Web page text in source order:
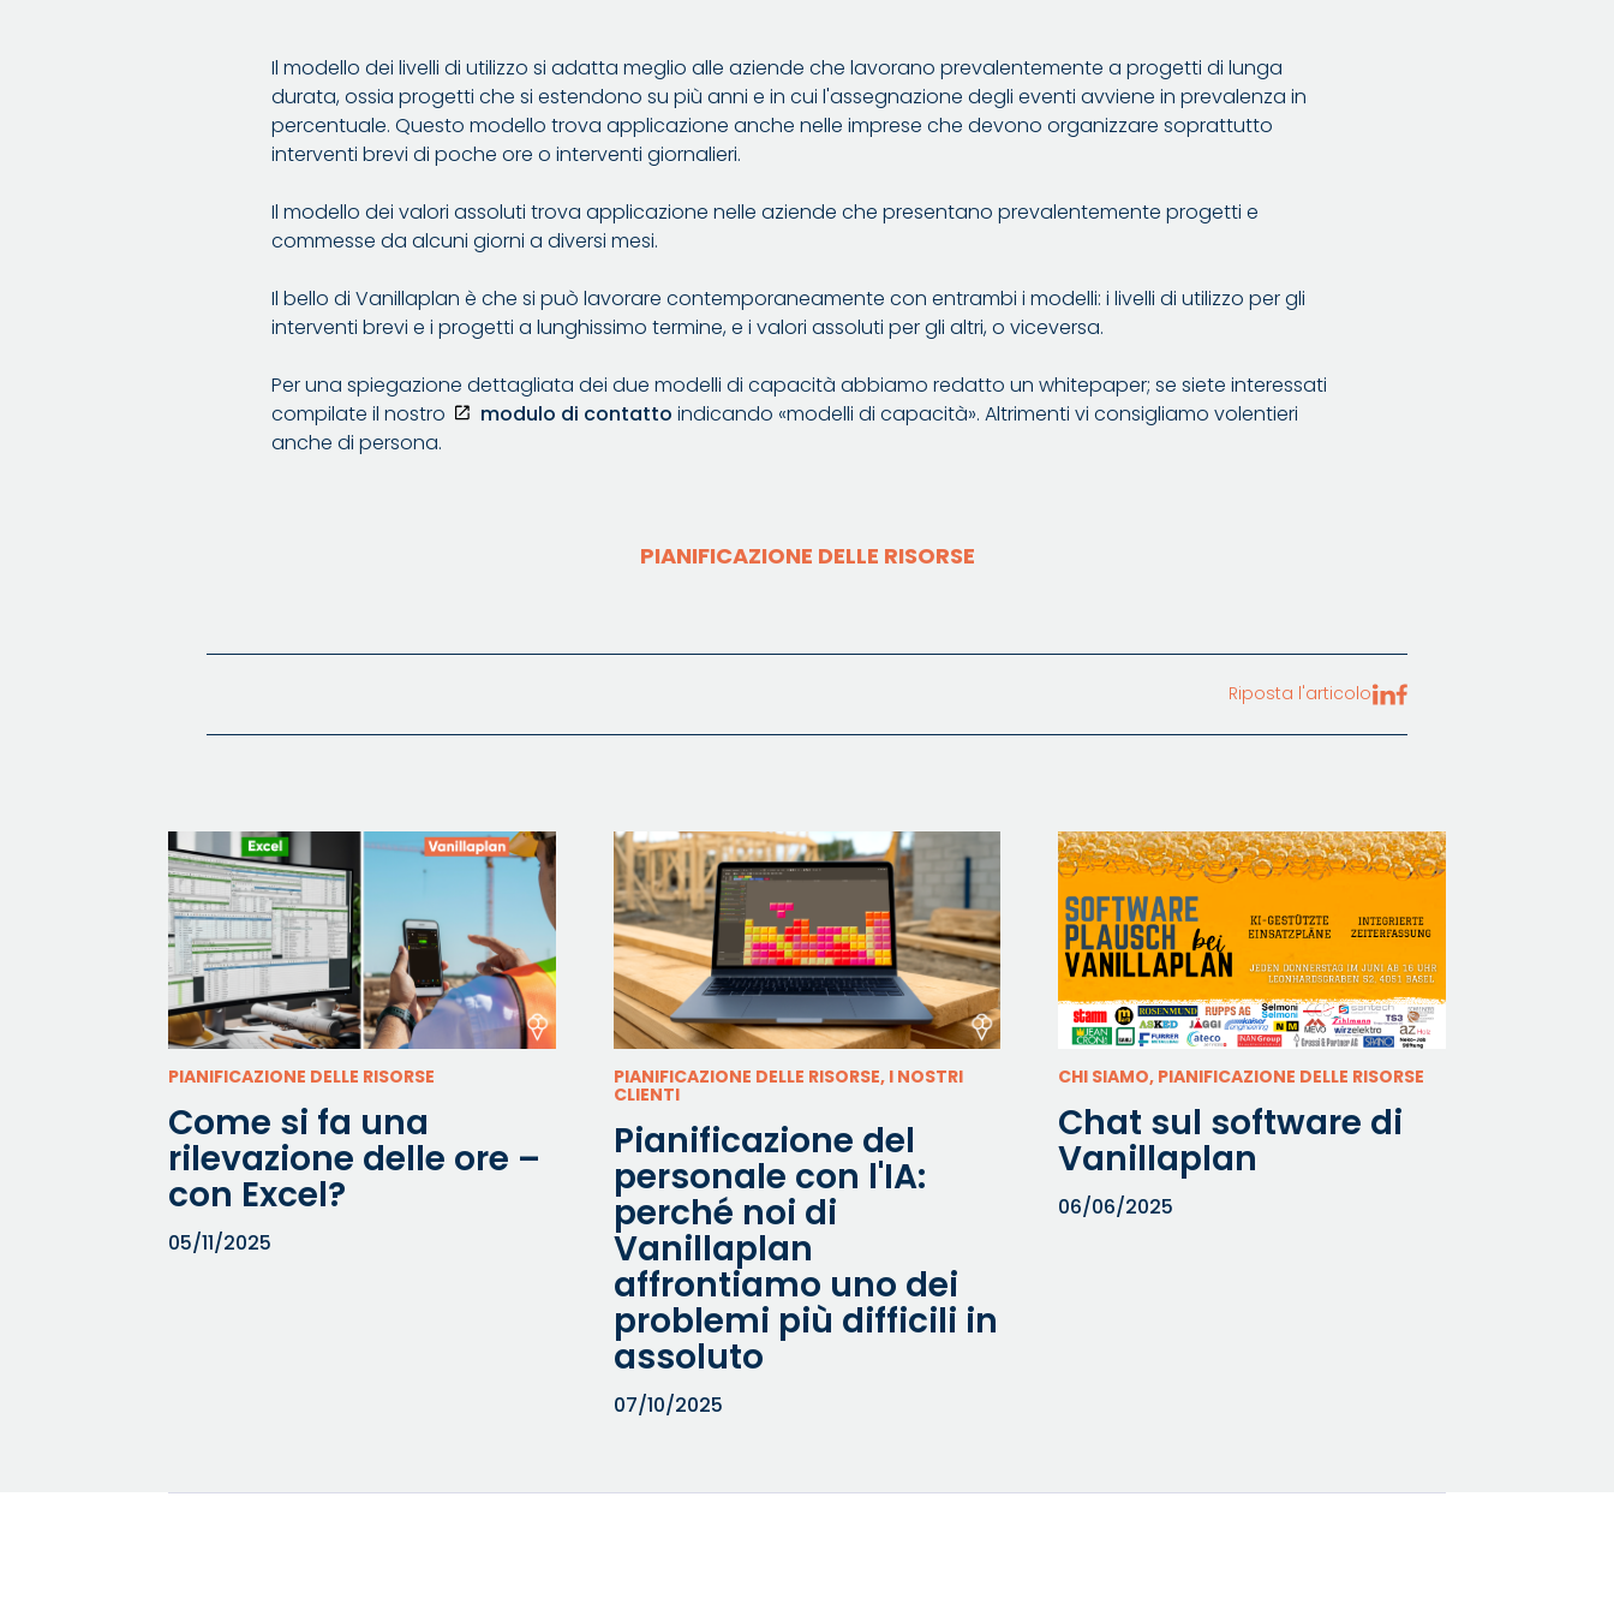
Il modello dei livelli di utilizzo si adatta meglio alle aziende che lavorano prevalentemente a progetti di lunga
durata, ossia progetti che si estendono su più anni e in cui l'assegnazione degli eventi avviene in prevalenza in
percentuale. Questo modello trova applicazione anche nelle imprese che devono organizzare soprattutto
interventi brevi di poche ore o interventi giornalieri.
Il modello dei valori assoluti trova applicazione nelle aziende che presentano prevalentemente progetti e
commesse da alcuni giorni a diversi mesi.
Il bello di Vanillaplan è che si può lavorare contemporaneamente con entrambi i modelli: i livelli di utilizzo per gli
interventi brevi e i progetti a lunghissimo termine, e i valori assoluti per gli altri, o viceversa.
Per una spiegazione dettagliata dei due modelli di capacità abbiamo redatto un whitepaper; se siete interessati
compilate il nostro
modulo di contatto indicando «modelli di capacità». Altrimenti vi consigliamo volentieri
anche di persona.
PIANIFICAZIONE DELLE RISORSE
Riposta l'articolo
PIANIFICAZIONE DELLE RISORSE
Come si fa una
rilevazione delle ore –
con Excel?
05/11/2025
PIANIFICAZIONE DELLE RISORSE, I NOSTRI
CLIENTI
Pianificazione del
personale con l'IA:
perché noi di
Vanillaplan
affrontiamo uno dei
problemi più difficili in
assoluto
07/10/2025
CHI SIAMO, PIANIFICAZIONE DELLE RISORSE
Chat sul software di
Vanillaplan
06/06/2025